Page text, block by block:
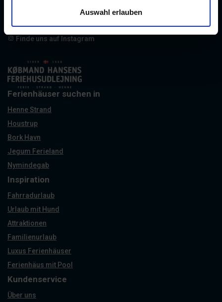
Auswahl erlauben
Finde uns auf Facebook
Finde uns auf Instagram
Ferienhäuser suchen in
Henne Strand
Houstrup
Bork Havn
Jegum Ferieland
Nymindegab
Inspiration
Fahrradurlaub
Urlaub mit Hund
Attraktionen
Familienurlaub
Luxus Ferienhäuser
Ferienhäus mit Pool
Kundenservice
Über uns